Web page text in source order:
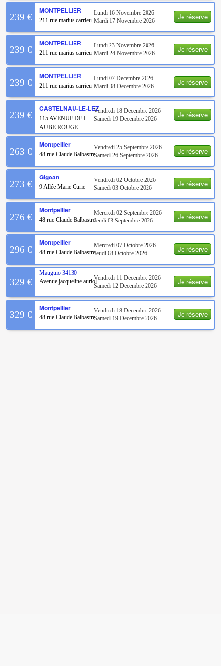
Je réserve
239 €
MONTPELLIER
211 rue marius carrieu
Lundi 16 Novembre 2026
Mardi 17 Novembre 2026
Je réserve
239 €
MONTPELLIER
211 rue marius carrieu
Lundi 23 Novembre 2026
Mardi 24 Novembre 2026
Je réserve
239 €
MONTPELLIER
211 rue marius carrieu
Lundi 07 Decembre 2026
Mardi 08 Decembre 2026
Je réserve
239 €
CASTELNAU-LE-LEZ
115 AVENUE DE L
AUBE ROUGE
Vendredi 18 Decembre 2026
Samedi 19 Decembre 2026
Je réserve
263 €
Montpellier
48 rue Claude Balbastre
Vendredi 25 Septembre 2026
Samedi 26 Septembre 2026
Je réserve
273 €
Gigean
9 Allée Marie Curie
Vendredi 02 Octobre 2026
Samedi 03 Octobre 2026
Je réserve
276 €
Montpellier
48 rue Claude Balbastre
Mercredi 02 Septembre 2026
Jeudi 03 Septembre 2026
Je réserve
296 €
Montpellier
48 rue Claude Balbastre
Mercredi 07 Octobre 2026
Jeudi 08 Octobre 2026
Je réserve
329 €
Mauguio 34130
Avenue jacqueline auriol
Vendredi 11 Decembre 2026
Samedi 12 Decembre 2026
Je réserve
329 €
Montpellier
48 rue Claude Balbastre
Vendredi 18 Decembre 2026
Samedi 19 Decembre 2026